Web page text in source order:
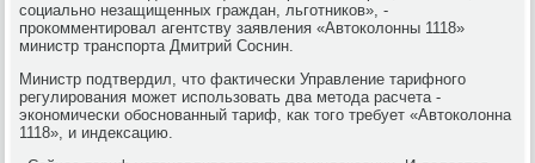
социально незащищенных граждан, льготников», -
прокомментировал агентству заявления «Автоколонны 1118»
министр транспорта Дмитрий Соснин.
Министр подтвердил, что фактически Управление тарифного
регулирования может использовать два метода расчета -
экономически обоснованный тариф, как того требует «Автоколонна
1118», и индексацию.